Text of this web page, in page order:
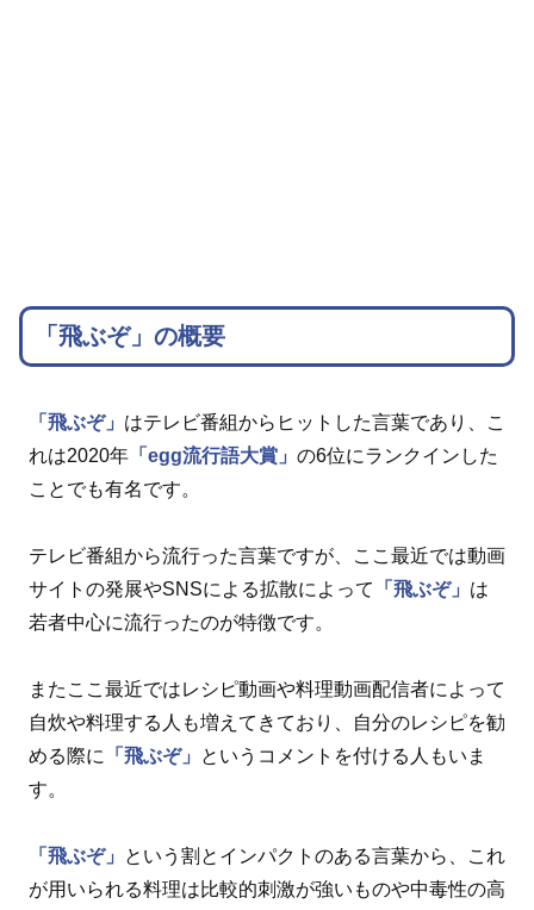
「飛ぶぞ」の概要
「飛ぶぞ」 はテレビ番組からヒットした言葉であり、こ
れは2020年 「egg流行語大賞」 の6位にランクインした
ことでも有名です。
テレビ番組から流行った言葉ですが、ここ最近では動画
サイトの発展やSNSによる拡散によって
「飛ぶぞ」 は
若者中心に流行ったのが特徴です。
またここ最近ではレシピ動画や料理動画配信者によって
自炊や料理する人も増えてきており、自分のレシピを勧
める際に
「飛ぶぞ」
というコメントを付ける人もいま
す。
「飛ぶぞ」
という割とインパクトのある言葉から、これ
が用いられる料理は比較的刺激が強いものや中毒性の高